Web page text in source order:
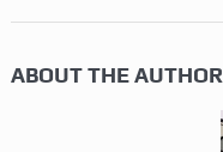
ABOUT THE AUTHOR